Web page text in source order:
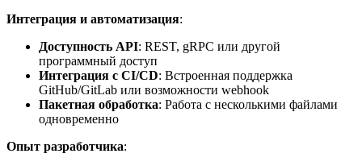
Интеграция и автоматизация:
Доступность API: REST, gRPC или другой
программный доступ
Интеграция с CI/CD: Встроенная поддержка
GitHub/GitLab или возможности webhook
Пакетная обработка: Работа с несколькими файлами
одновременно
Опыт разработчика: